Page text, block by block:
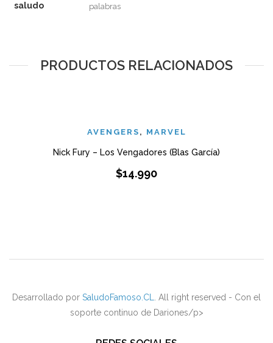
saludo
palabras
PRODUCTOS RELACIONADOS
AVENGERS , MARVEL
Nick Fury – Los Vengadores (Blas García)
$14.990
Desarrollado por SaludoFamoso.CL
. All right reserved - Con el
soporte continuo de Dariones/p>